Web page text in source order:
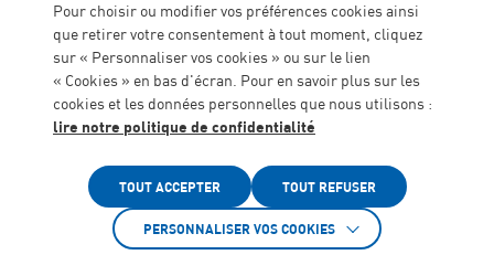
Documents
Vidéo de présentation du
fonctionnement du
service
Pour choisir ou modifier vos préférences cookies ainsi
que retirer votre consentement à tout moment, cliquez
sur « Personnaliser vos cookies » ou sur le lien
« Cookies » en bas d'écran. Pour en savoir plus sur les
cookies et les données personnelles que nous utilisons :
lire notre politique de confidentialité
TOUT ACCEPTER TOUT REFUSER
PERSONNALISER VOS COOKIES